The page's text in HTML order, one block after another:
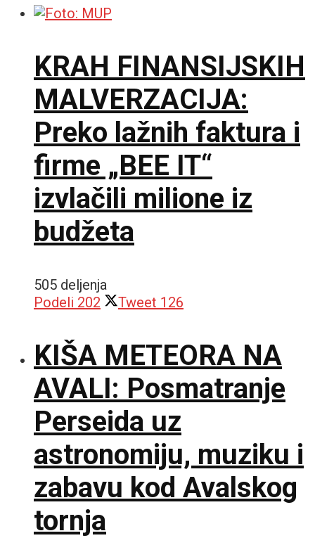
KRAH FINANSIJSKIH
MALVERZACIJA:
Preko lažnih faktura i
firme „BEE IT“
izvlačili milione iz
budžeta
505 deljenja
Podeli 202 Tweet 126
KIŠA METEORA NA
AVALI: Posmatranje
Perseida uz
astronomiju, muziku i
zabavu kod Avalskog
tornja